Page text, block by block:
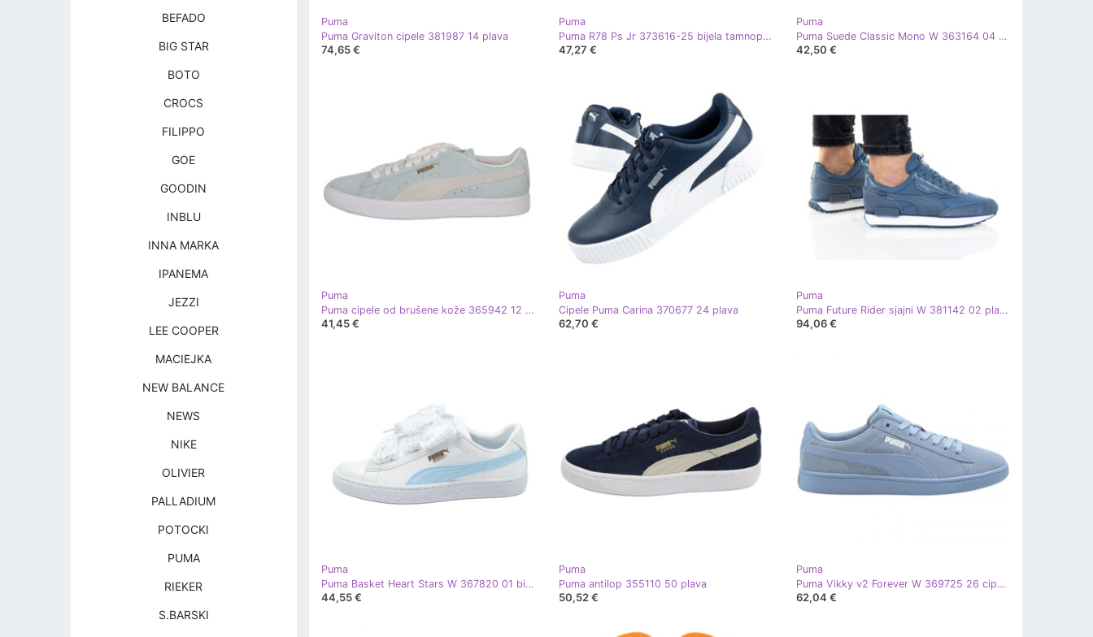
Puma
Puma Graviton cipele 381987 14 plava
74,65 €
Puma
Puma R78 Ps Jr 373616-25 bijela tamnoplava plava narančasta
47,27 €
Puma
Puma Suede Classic Mono W 363164 04 plava
42,50 €
Puma
Puma cipele od brušene kože 365942 12 plava
41,45 €
Puma
Cipele Puma Carina 370677 24 plava
62,70 €
Puma
Puma Future Rider sjajni W 381142 02 plava
94,06 €
Puma
Puma Basket Heart Stars W 367820 01 bijela plava
44,55 €
Puma
Puma antilop 355110 50 plava
50,52 €
Puma
Puma Vikky v2 Forever W 369725 26 cipele plava
62,04 €
BEFADO
BIG STAR
BOTO
CROCS
FILIPPO
GOE
GOODIN
INBLU
INNA MARKA
IPANEMA
JEZZI
LEE COOPER
MACIEJKA
NEW BALANCE
NEWS
NIKE
OLIVIER
PALLADIUM
POTOCKI
PUMA
RIEKER
S.BARSKI